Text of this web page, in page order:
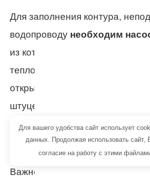
Для заполнения контура,
водопроводу необходим
из которой будет
теплоноситель. Перед его
открыть все краны на
штуцер подключается к
циркуляционного насоса
заполняется.
Важно! При заполнении
Для вашего удобства сайт использует
данных. Продолжая использовать сайт,
согласие на работу с этими